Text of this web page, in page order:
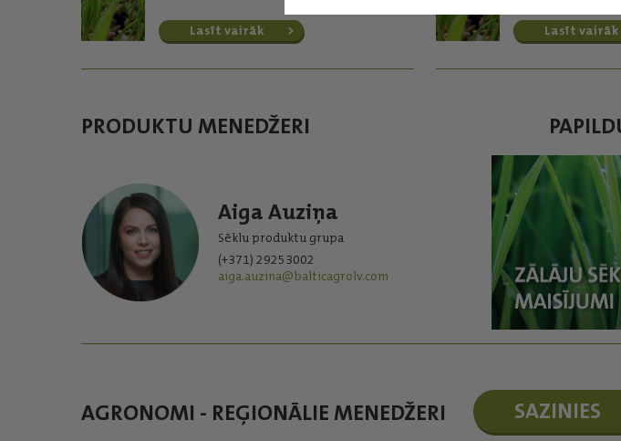
Lasīt vairāk Lasīt vairāk
PRODUKTU MENEDŽERI
Aiga Auziņa
Sēklu produktu grupa
(+371) 29253002
aiga.auzina@balticagrolv.com
AGRONOMI - REĢIONĀLIE MENEDŽERI SAZINIES